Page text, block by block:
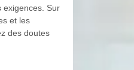
exigences. Sur
et les
des doutes